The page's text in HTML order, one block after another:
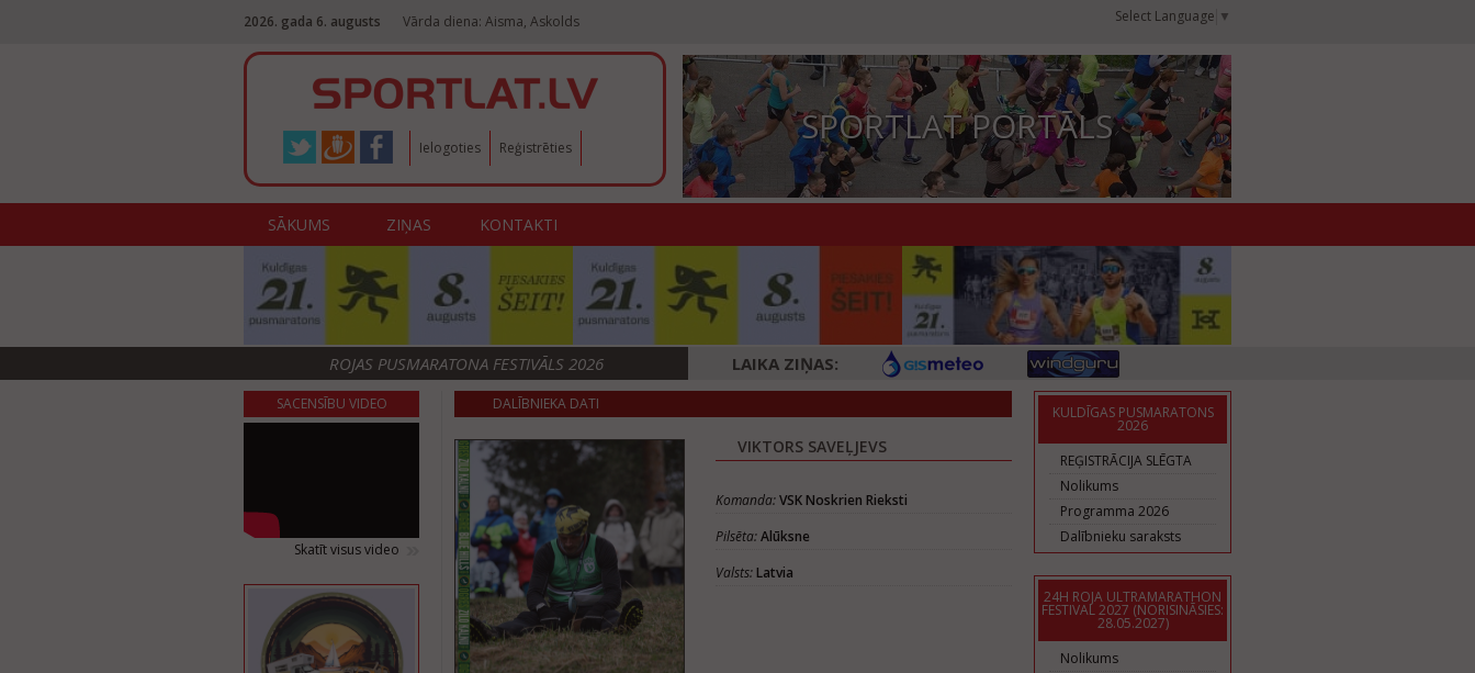
2026. gada 6. augusts Vārda diena: Aisma, Askolds Select Language ▼
Ielogoties Reģistrēties SPORTLAT PORTĀLS
SĀKUMS ZIŅAS KONTAKTI
ROJAS PUSMARATONA FESTIVĀLS 2026 LAIKA ZIŅAS:
SACENSĪBU VIDEO
Skatīt visus video
DALĪBNIEKA DATI
VIKTORS SAVEĻJEVS
Komanda:VSK Noskrien Rieksti
Pilsēta:Alūksne
Valsts:Latvia
KULDĪGAS PUSMARATONS
2026
REĢISTRĀCIJA SLĒGTA
Nolikums
Programma 2026
Dalībnieku saraksts
24H ROJA ULTRAMARATHON
FESTIVAL 2027 (NORISINĀSIES:
28.05.2027)
Nolikums